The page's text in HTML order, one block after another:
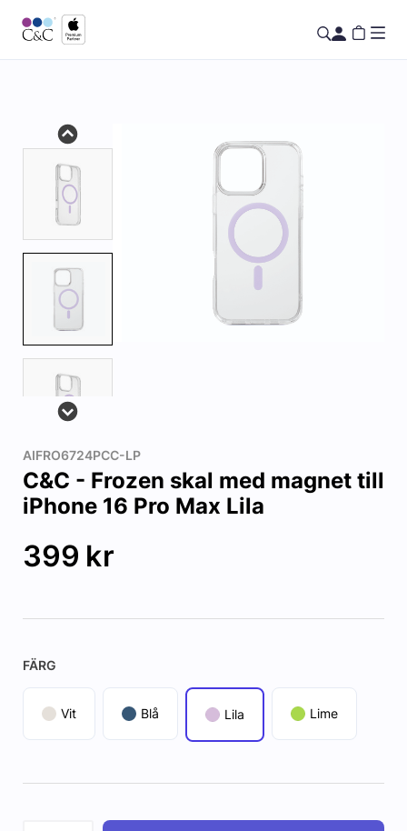
AIFRO6724PCC-LP
C&C - Frozen skal med magnet till
iPhone 16 Pro Max Lila
399 kr
FÄRG
Vit Blå Lila Lime